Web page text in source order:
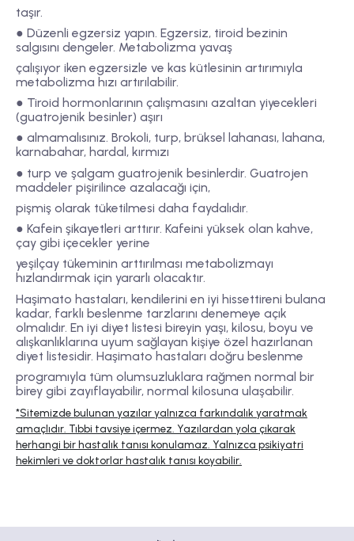
taşır.
● Düzenli egzersiz yapın. Egzersiz, tiroid bezinin
salgısını dengeler. Metabolizma yavaş
çalışıyor iken egzersizle ve kas kütlesinin artırımıyla
metabolizma hızı artırılabilir.
● Tiroid hormonlarının çalışmasını azaltan yiyecekleri
(guatrojenik besinler) aşırı
● almamalısınız. Brokoli, turp, brüksel lahanası, lahana,
karnabahar, hardal, kırmızı
● turp ve şalgam guatrojenik besinlerdir. Guatrojen
maddeler pişirilince azalacağı için,
pişmiş olarak tüketilmesi daha faydalıdır.
● Kafein şikayetleri arttırır. Kafeini yüksek olan kahve,
çay gibi içecekler yerine
yeşilçay tükeminin arttırılması metabolizmayı
hızlandırmak için yararlı olacaktır.
Haşimato hastaları, kendilerini en iyi hissettireni bulana
kadar, farklı beslenme tarzlarını denemeye açık
olmalıdır. En iyi diyet listesi bireyin yaşı, kilosu, boyu ve
alışkanlıklarına uyum sağlayan kişiye özel hazırlanan
diyet listesidir. Haşimato hastaları doğru beslenme
programıyla tüm olumsuzluklara rağmen normal bir
birey gibi zayıflayabilir, normal kilosuna ulaşabilir.
*Sitemizde bulunan yazılar yalnızca farkındalık yaratmak
amaçlıdır. Tıbbi tavsiye içermez. Yazılardan yola çıkarak
herhangi bir hastalık tanısı konulamaz. Yalnızca psikiyatri
hekimleri ve doktorlar hastalık tanısı koyabilir.